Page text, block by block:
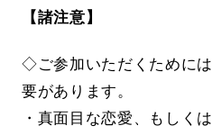
【諸注意】
◇ご参加いただくために
要があります。
・真面目な恋愛、もしく